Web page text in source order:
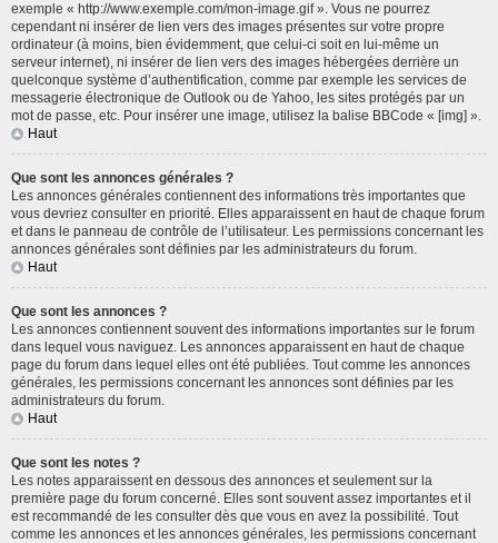
exemple « http://www.exemple.com/mon-image.gif ». Vous ne pourrez
cependant ni insérer de lien vers des images présentes sur votre propre
ordinateur (à moins, bien évidemment, que celui-ci soit en lui-même un
serveur internet), ni insérer de lien vers des images hébergées derrière un
quelconque système d’authentification, comme par exemple les services de
messagerie électronique de Outlook ou de Yahoo, les sites protégés par un
mot de passe, etc. Pour insérer une image, utilisez la balise BBCode « [img] ».
Haut
Que sont les annonces générales ?
Les annonces générales contiennent des informations très importantes que
vous devriez consulter en priorité. Elles apparaissent en haut de chaque forum
et dans le panneau de contrôle de l’utilisateur. Les permissions concernant les
annonces générales sont définies par les administrateurs du forum.
Haut
Que sont les annonces ?
Les annonces contiennent souvent des informations importantes sur le forum
dans lequel vous naviguez. Les annonces apparaissent en haut de chaque
page du forum dans lequel elles ont été publiées. Tout comme les annonces
générales, les permissions concernant les annonces sont définies par les
administrateurs du forum.
Haut
Que sont les notes ?
Les notes apparaissent en dessous des annonces et seulement sur la
première page du forum concerné. Elles sont souvent assez importantes et il
est recommandé de les consulter dès que vous en avez la possibilité. Tout
comme les annonces et les annonces générales, les permissions concernant